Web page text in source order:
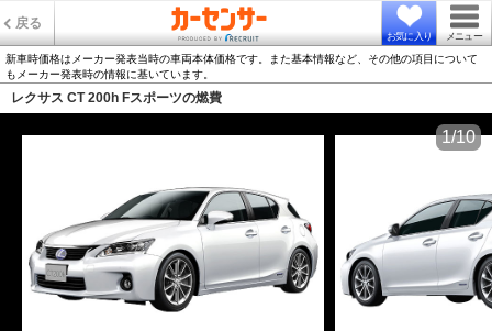
戻る
お気に入り メニュー
新車時価格はメーカー発表当時の車両本体価格です。また基本情報など、その他の項目について
もメーカー発表時の情報に基いています。
レクサス CT 200h Fスポーツの燃費
1/10